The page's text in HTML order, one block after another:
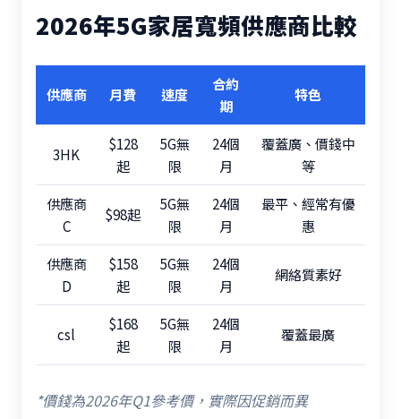
2026年5G家居寬頻供應商比較
供應商 月費 速度
合約
期
特色
3HK
$128
起
5G無
限
24個
月
覆蓋廣、價錢中
等
供應商
C
$98起
5G無
限
24個
月
最平、經常有優
惠
供應商
D
$158
起
5G無
限
24個
月
網絡質素好
csl
$168
起
5G無
限
24個
月
覆蓋最廣
*價錢為2026年Q1參考價，實際因促銷而異